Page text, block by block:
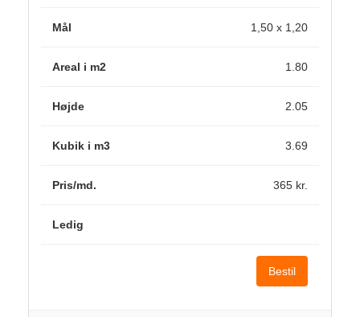
1,50 x 1,20
1.80
2.05
3.69
365 kr.
Bestil